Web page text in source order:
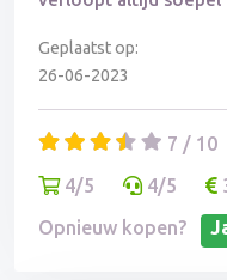
Geplaatst op:
26-06-2023
7 / 10
4/5
4/5
Opnieuw kopen?